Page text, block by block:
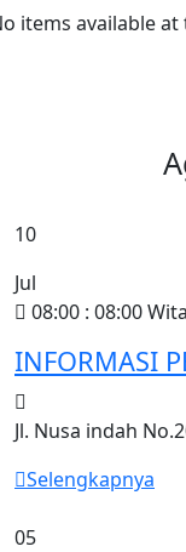
items available
10
Jul
08:00 : 08:00 Wita
INFORMASI
Jl. Nusa indah
Selengkapnya
05